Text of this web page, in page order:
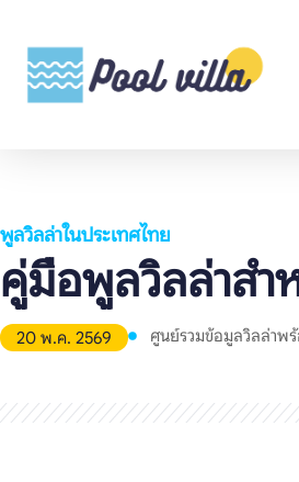
พูลวิลล่าในประเทศไทย
คู่มือพูลวิลล่าสำ
20 พ.ค. 2569 ศูนย์รวมข้อมูลวิลล่าพร้